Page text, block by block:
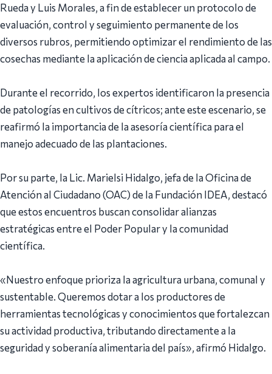
Rueda y Luis Morales, a fin de establecer un protocolo de
evaluación, control y seguimiento permanente de los
diversos rubros, permitiendo optimizar el rendimiento de las
cosechas mediante la aplicación de ciencia aplicada al campo.
Durante el recorrido, los expertos identificaron la presencia
de patologías en cultivos de cítricos; ante este escenario, se
reafirmó la importancia de la asesoría científica para el
manejo adecuado de las plantaciones.
Por su parte, la Lic. Marielsi Hidalgo, jefa de la Oficina de
Atención al Ciudadano (OAC) de la Fundación IDEA, destacó
que estos encuentros buscan consolidar alianzas
estratégicas entre el Poder Popular y la comunidad
científica.
«Nuestro enfoque prioriza la agricultura urbana, comunal y
sustentable. Queremos dotar a los productores de
herramientas tecnológicas y conocimientos que fortalezcan
su actividad productiva, tributando directamente a la
seguridad y soberanía alimentaria del país», afirmó Hidalgo.